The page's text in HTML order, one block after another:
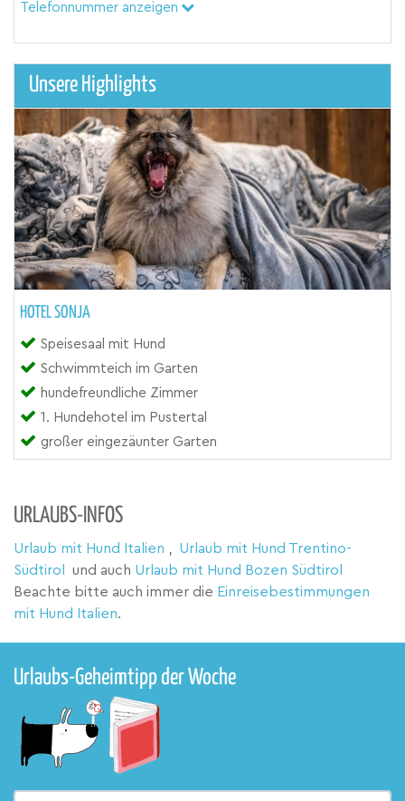
Telefonnummer anzeigen
Unsere Highlights
HOTEL SONJA
Speisesaal mit Hund
Schwimmteich im Garten
hundefreundliche Zimmer
1. Hundehotel im Pustertal
großer eingezäunter Garten
URLAUBS-INFOS
Urlaub mit Hund Italien , Urlaub mit Hund Trentino-
Südtirol
und auch Urlaub mit Hund Bozen Südtirol
Beachte bitte auch immer die Einreisebestimmungen
mit Hund Italien.
Urlaubs-Geheimtipp der Woche